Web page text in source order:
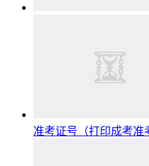
准考证号（打印成考准